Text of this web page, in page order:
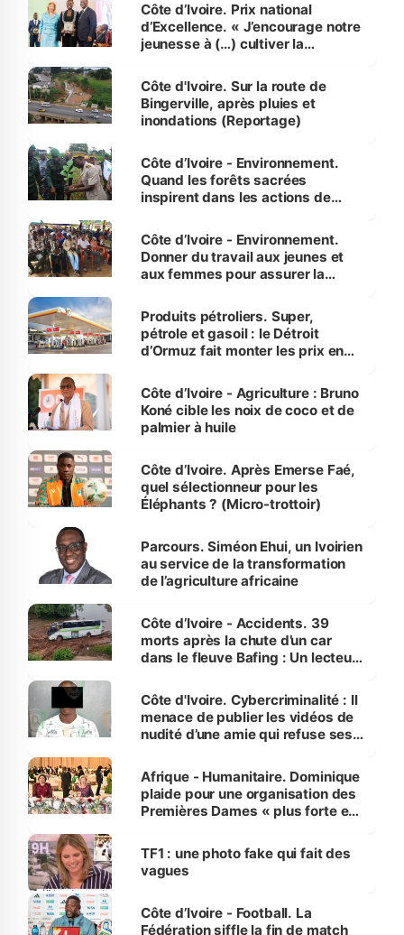
Côte d’Ivoire. Prix national
d’Excellence. « J’encourage notre
jeunesse à (…) cultiver la
(Alassane Ouattara
Côte d'Ivoire. Sur la route de
Bingerville, après pluies et
inondations (Reportage)
Côte d’Ivoire - Environnement.
Quand les forêts sacrées
inspirent dans les actions de
Côte d’Ivoire - Environnement.
Donner du travail aux jeunes et
aux femmes pour assurer la
menacées
Produits pétroliers. Super,
pétrole et gasoil : le Détroit
d’Ormuz fait monter les prix en
Côte d’Ivoire - Agriculture : Bruno
Koné cible les noix de coco et de
palmier à huile
Côte d’Ivoire. Après Emerse Faé,
quel sélectionneur pour les
Éléphants ? (Micro-trottoir)
Parcours. Siméon Ehui, un Ivoirien
au service de la transformation
de l’agriculture africaine
Côte d’Ivoire - Accidents. 39
morts après la chute d’un car
dans le fleuve Bafing : Un lecteur
des Transports
Côte d'Ivoire. Cybercriminalité : Il
menace de publier les vidéos de
nudité d’une amie qui refuse ses
Afrique - Humanitaire. Dominique
plaide pour une organisation des
Premières Dames « plus forte et
sur la scène internationale »
TF1 : une photo fake qui fait des
vagues
Côte d’Ivoire - Football. La
Fédération siffle la fin de match